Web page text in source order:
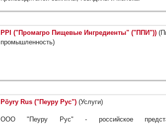
PPI ("Промагро Пищевые Ингредиенты" ("ППИ"))
промышленность)
Pöyry Rus ("Пеуру Рус") (Услуги)
ООО "Пеуру Рус" - российское